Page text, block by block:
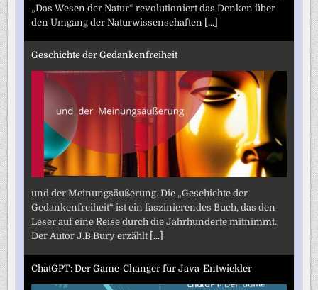
„Das Wesen der Natur“ revolutioniert das Denken über
den Umgang der Naturwissenschaften [...]
Geschichte der Gedankenfreiheit
und der Meinungsäußerung. Die „Geschichte der
Gedankenfreiheit“ ist ein faszinierendes Buch, das den
Leser auf eine Reise durch die Jahrhunderte mitnimmt.
Der Autor J.B.Bury erzählt [...]
ChatGPT: Der Game-Changer für Java-Entwickler